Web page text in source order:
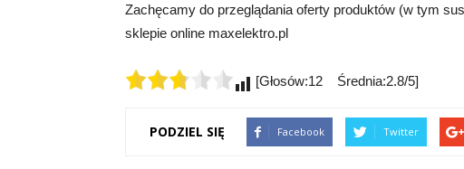
Zachęcamy do przeglądania oferty produktów (w tym
sklepie online maxelektro.pl
[Głosów:12 Średnia:2.8/5]
PODZIEL SIĘ Facebook Twitter